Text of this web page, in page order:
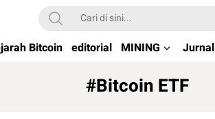
di Indonesia
Bitcoin editorial MINING Jurnal
#Bitcoin ETF